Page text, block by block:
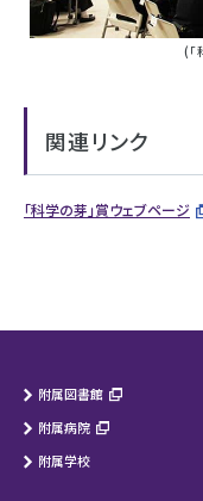
(
関連リンク
「科学の芽」賞ウェブページ
附属図書館
附属病院
附属学校